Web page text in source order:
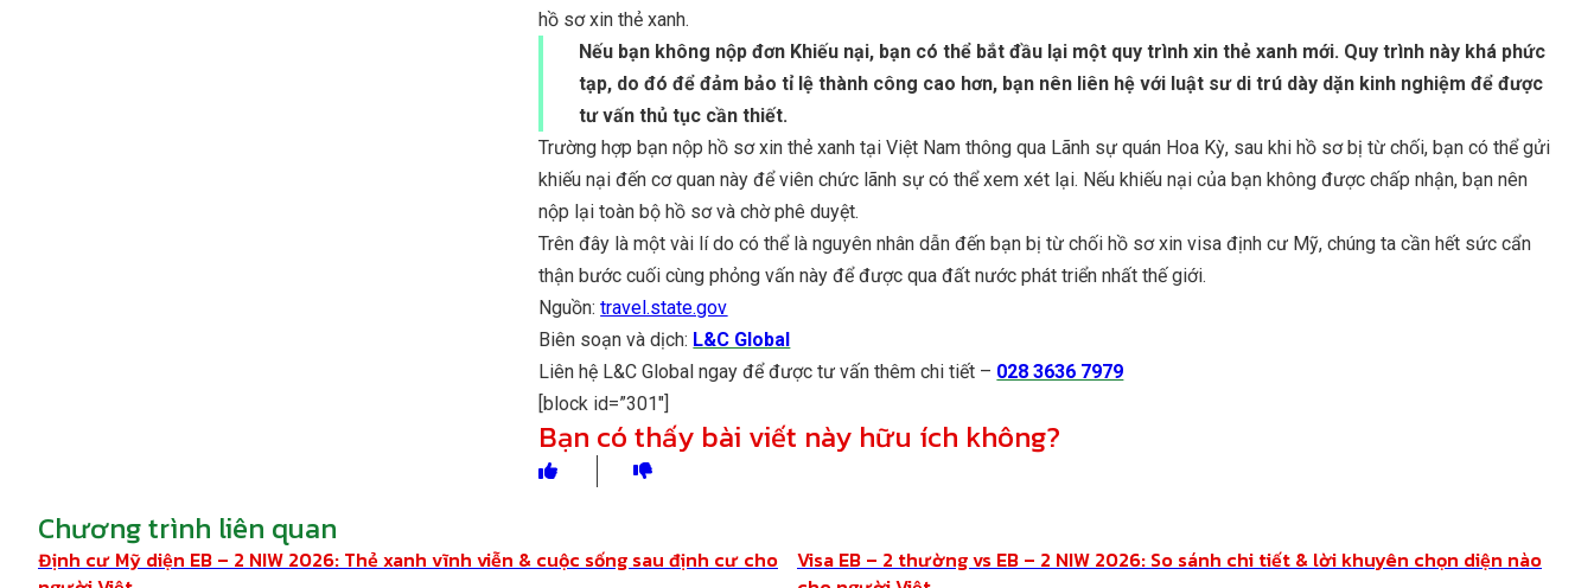
hồ sơ xin thẻ xanh.
Nếu bạn không nộp đơn Khiếu nại, bạn có thể bắt đầu lại một quy trình xin thẻ xanh mới. Quy trình này khá phức
tạp, do đó để đảm bảo tỉ lệ thành công cao hơn, bạn nên liên hệ với luật sư di trú dày dặn kinh nghiệm để được
tư vấn thủ tục cần thiết.
Trường hợp bạn nộp hồ sơ xin thẻ xanh tại Việt Nam thông qua Lãnh sự quán Hoa Kỳ, sau khi hồ sơ bị từ chối, bạn có thể gửi
khiếu nại đến cơ quan này để viên chức lãnh sự có thể xem xét lại. Nếu khiếu nại của bạn không được chấp nhận, bạn nên
nộp lại toàn bộ hồ sơ và chờ phê duyệt.
Trên đây là một vài lí do có thể là nguyên nhân dẫn đến bạn bị từ chối hồ sơ xin visa định cư Mỹ, chúng ta cần hết sức cẩn
thận bước cuối cùng phỏng vấn này để được qua đất nước phát triển nhất thế giới.
Nguồn:travel.state.gov
Biên soạn và dịch: L&C Global
Liên hệ L&C Global ngay để được tư vấn thêm chi tiết – 028 3636 7979
[block id=”301″]
Bạn có thấy bài viết này hữu ích không?
Chương trình liên quan
Định cư Mỹ diện EB – 2 NIW 2026: Thẻ xanh vĩnh viễn & cuộc sống sau định cư cho
Visa EB – 2 thường vs EB – 2 NIW 2026: So sánh chi tiết & lời khuyên chọn diện nào